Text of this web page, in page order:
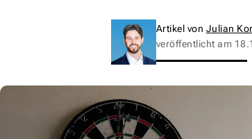
Artikel von Julian
veröffentlicht am